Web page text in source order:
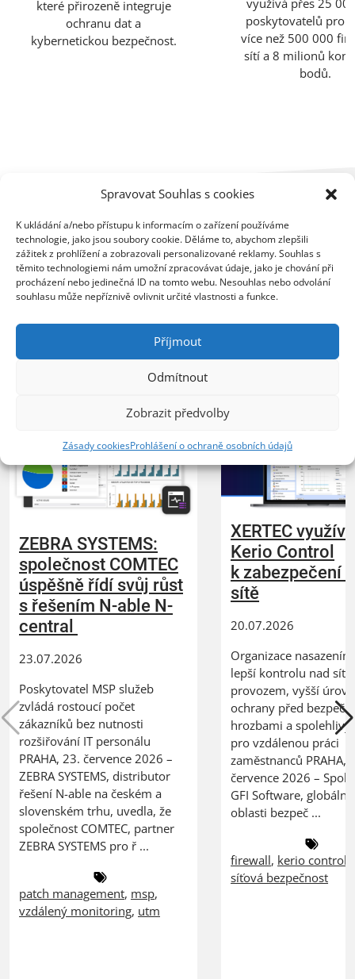
Spravovat Souhlas s cookies
K ukládání a/nebo přístupu k informacím o zařízení používáme
technologie, jako jsou soubory cookie. Děláme to, abychom zlepšili
zážitek z prohlížení a zobrazovali personalizované reklamy. Souhlas s
těmito technologiemi nám umožní zpracovávat údaje, jako je chování při
procházení nebo jedinečná ID na tomto webu. Nesouhlas nebo odvolání
souhlasu může nepříznivě ovlivnit určité vlastnosti a funkce.
Příjmout
Odmítnout
Zobrazit předvolby
Zásady cookiesProhlášení o ochraně osobních údajů
které přirozeně integruje
ochranu dat a
kybernetickou bezpečnost.
využívá přes 25
poskytovatelů pro
více než 500 000
sítí a 8 milionů
bodů.
ZEBRA SYSTEMS:
společnost COMTEC
úspěšně řídí svůj růst
s řešením N-able N-
central
23.07.2026
Poskytovatel MSP služeb
zvládá rostoucí počet
zákazníků bez nutnosti
rozšiřování IT personálu
PRAHA, 23. července 2026 –
ZEBRA SYSTEMS, distributor
řešení N-able na českém a
slovenském trhu, uvedla, že
společnost COMTEC, partner
ZEBRA SYSTEMS pro ř ...
patch management, msp,
vzdálený monitoring, utm
XERTEC
Kerio Control
k zabezpečení
sítě
20.07.2026
Organizace
lepší kontrolu nad
provozem, vyšší
ochrany před
hrozbami a spolehlivý
pro vzdálenou práci
zaměstnanců PRAHA,
července 2026 –
GFI Software,
oblasti bezpeč ...
firewall, kerio control
síťová bezpečnost